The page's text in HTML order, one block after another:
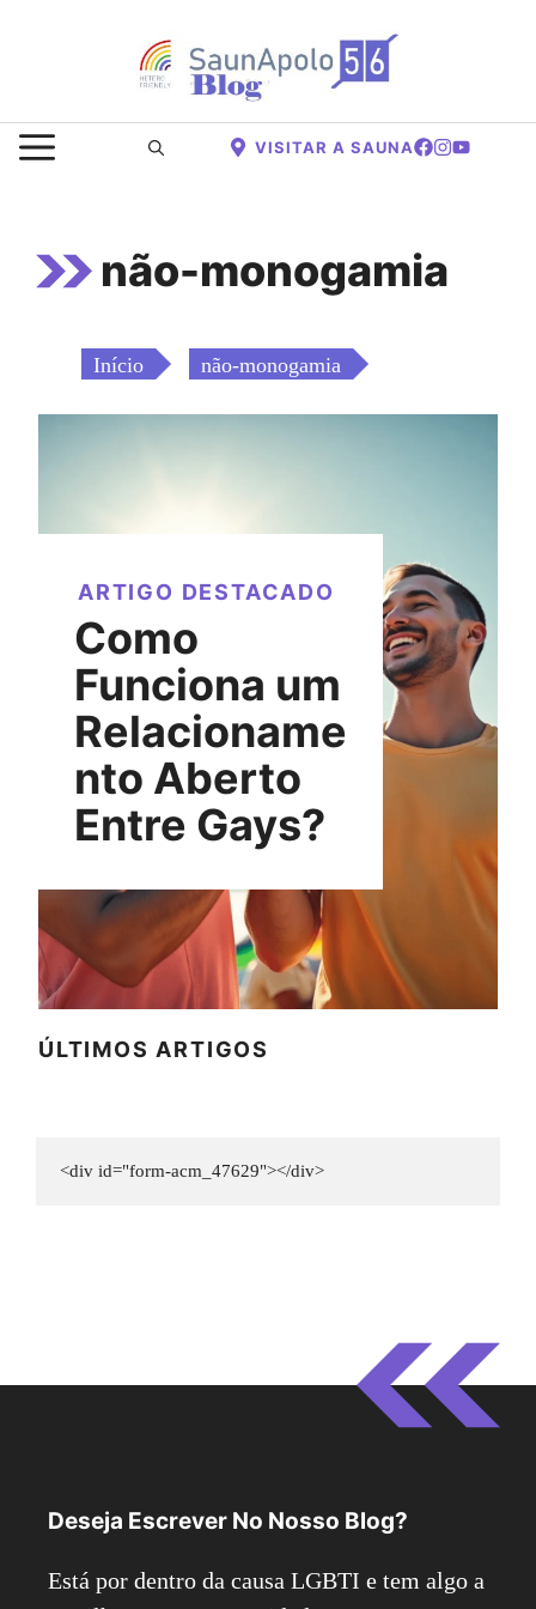
conteúdo
MENU VISITAR A SAUNA
não-monogamia
Início não-monogamia
ARTIGO DESTACADO
Como
Funciona um
Relacioname
nto Aberto
Entre Gays?
ÚLTIMOS ARTIGOS
<div id="form-acm_47629"></div>
Deseja Escrever No Nosso Blog?
Está por dentro da causa LGBTI e tem algo a